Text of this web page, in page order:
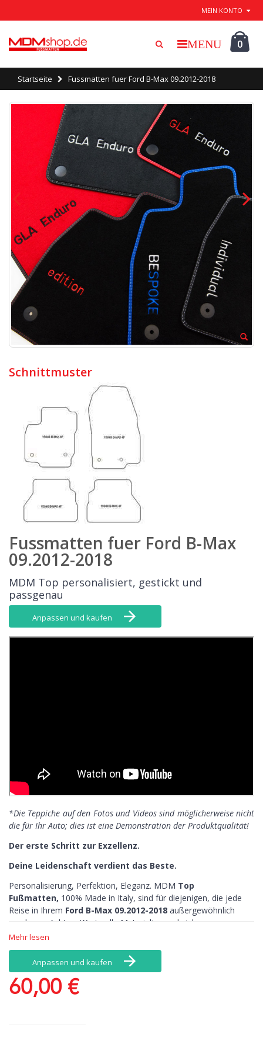
MEIN KONTO
0
Startseite Fussmatten fuer Ford B-Max 09.2012-2018
Schnittmuster
Fussmatten fuer Ford B-Max
09.2012-2018
MDM Top personalisiert, gestickt und
passgenau
Anpassen und kaufen
*Die Teppiche auf den Fotos und Videos sind möglicherweise nicht
die für Ihr Auto; dies ist eine Demonstration der Produktqualität!
Der erste Schritt zur Exzellenz.
Deine Leidenschaft verdient das Beste.
Personalisierung, Perfektion, Eleganz. MDM Top
Fußmatten, 100% Made in Italy, sind für diejenigen, die jede
Reise in Ihrem Ford B-Max 09.2012-2018 außergewöhnlich
machen möchten. Wertwolle Materialien und viele
Individualisierungsmöglichkeiten.
Unsere Fußmatten Ford B-Max 09.2012-2018
zeichnen sich aus:
Personalisierung >
Individualisierungsmöglichkeiten. Farbe, Materialien und
Mehr lesen
Anpassen und kaufen
60,00 €